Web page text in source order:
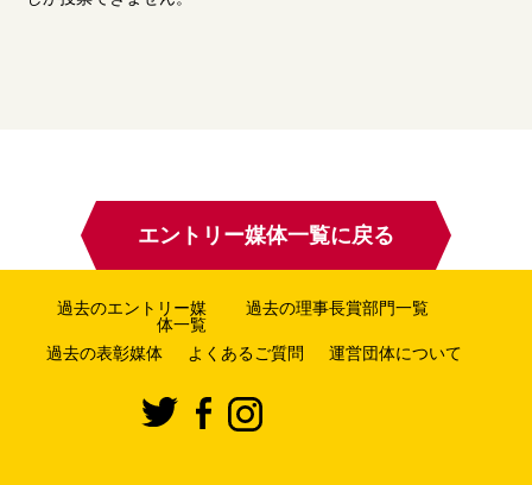
エントリー媒体一覧に戻る
過去のエントリー媒
体一覧
過去の理事長賞部門一覧
過去の表彰媒体 よくあるご質問 運営団体について